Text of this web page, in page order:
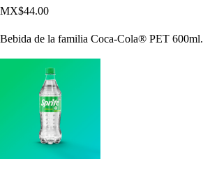
MX$44.00
Bebida de la familia Coca-Cola® PET 600ml.